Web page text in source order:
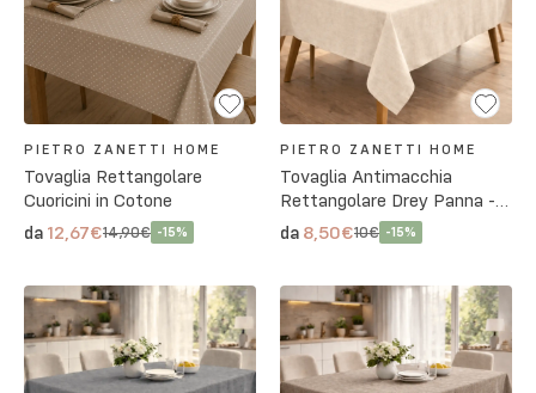
PIETRO ZANETTI HOME
Tovaglia Rettangolare
Cuoricini in Cotone
da 12,67€14,90€ -15%
PIETRO ZANETTI HOME
Tovaglia Antimacchia
Rettangolare Drey Panna - 3
Misure
da 8,50€10€ -15%